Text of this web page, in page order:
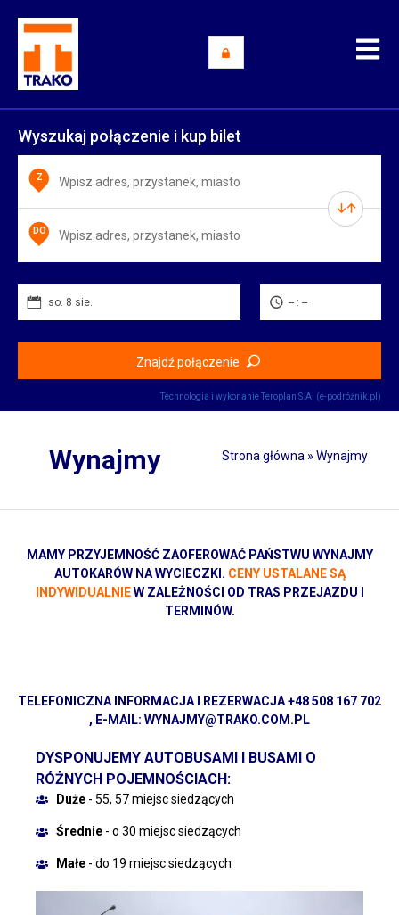
Wyszukaj połączenie i kup bilet
Technologia i wykonanie Teroplan S.A. (e-podróżnik.pl)
Z
DO
so. 8 sie. -- : --
Znajdź połączenie
Wynajmy Strona główna » Wynajmy
MAMY PRZYJEMNOŚĆ ZAOFEROWAĆ PAŃSTWU WYNAJMY
AUTOKARÓW NA WYCIECZKI. CENY USTALANE SĄ
INDYWIDUALNIEW ZALEŻNOŚCI OD TRAS PRZEJAZDU I
TERMINÓW.
TELEFONICZNA INFORMACJA I REZERWACJA+48 508 167 702
, E-MAIL: WYNAJMY@TRAKO.COM.PL
DYSPONUJEMY AUTOBUSAMI I BUSAMI O
RÓŻNYCH POJEMNOŚCIACH:
Duże- 55, 57 miejsc siedzących
Średnie- o 30 miejsc siedzących
Małe- do 19 miejsc siedzących